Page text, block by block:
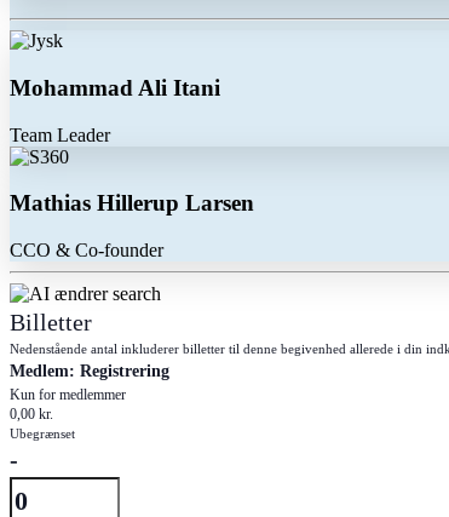
Mohammad Ali Itani
Team Leader
Mathias Hillerup Larsen
CCO & Co-founder
Billetter
Nedenstående antal inkluderer billetter til denne begivenhed allerede i din
Medlem: Registrering
Kun for medlemmer
0,00 kr.
Ubegrænset
Formindsk
billetantal
-
Antal